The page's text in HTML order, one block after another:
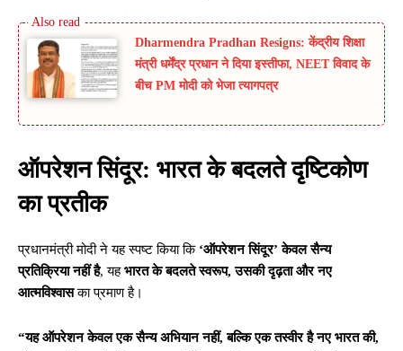
Dharmendra Pradhan Resigns: केंद्रीय शिक्षा
मंत्री धर्मेंद्र प्रधान ने दिया इस्तीफा, NEET विवाद के
बीच PM मोदी को भेजा त्यागपत्र
ऑपरेशन सिंदूर: भारत के बदलते दृष्टिकोण
का प्रतीक
प्रधानमंत्री मोदी ने यह स्पष्ट किया कि ‘ऑपरेशन सिंदूर’ केवल सैन्य
प्रतिक्रिया नहीं है, यहभारत के बदलते स्वरूप, उसकी दृढ़ता और नए
आत्मविश्वासका प्रमाण है।
“यह ऑपरेशन केवल एक सैन्य अभियान नहीं, बल्कि एक तस्वीर है नए भारत की,